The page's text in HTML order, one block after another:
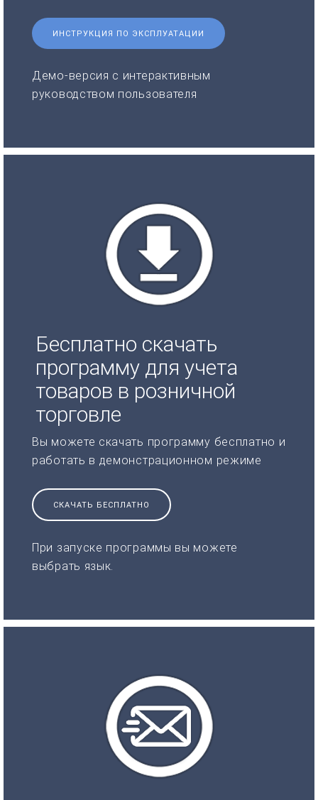
ИНСТРУКЦИЯ ПО ЭКСПЛУАТАЦИИ
Демо-версия с интерактивным
руководством пользователя
Бесплатно скачать
программу для учета
товаров в розничной
торговле
Вы можете скачать программу бесплатно и
работать в демонстрационном режиме
СКАЧАТЬ БЕСПЛАТНО
При запуске программы вы можете
выбрать язык.